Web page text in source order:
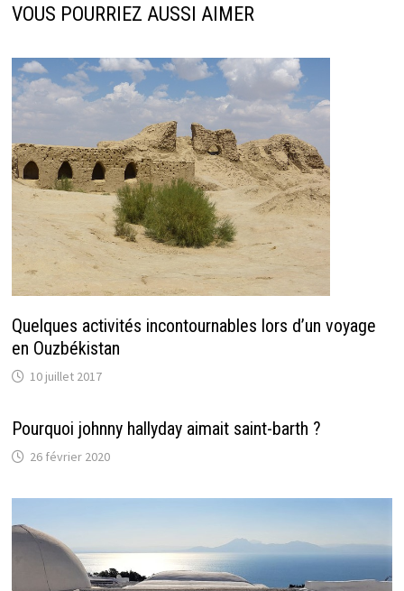
VOUS POURRIEZ AUSSI AIMER
Quelques activités incontournables lors d’un voyage
en Ouzbékistan
10 juillet 2017
Pourquoi johnny hallyday aimait saint-barth ?
26 février 2020